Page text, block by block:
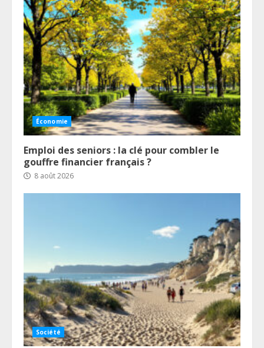
Économie
Emploi des seniors : la clé pour combler le
gouffre financier français ?
8 août 2026
Société